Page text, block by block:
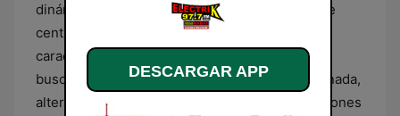
dinámico y comercial, donde la música es el eje
central de la experiencia auditiva. La señal se
caracteriza por una producción sonora ágil que
busca acompañar al oyente durante toda la jornada,
alternando entre los hits más recientes y canciones
DESCARGAR APP